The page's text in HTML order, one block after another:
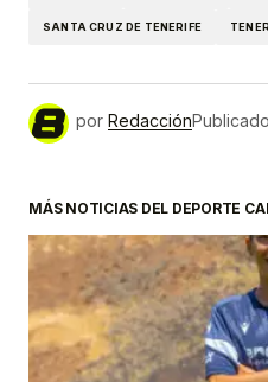
SANTA CRUZ DE TENERIFE
por Redacción
MÁS NOTICIAS DEL DEPORTE